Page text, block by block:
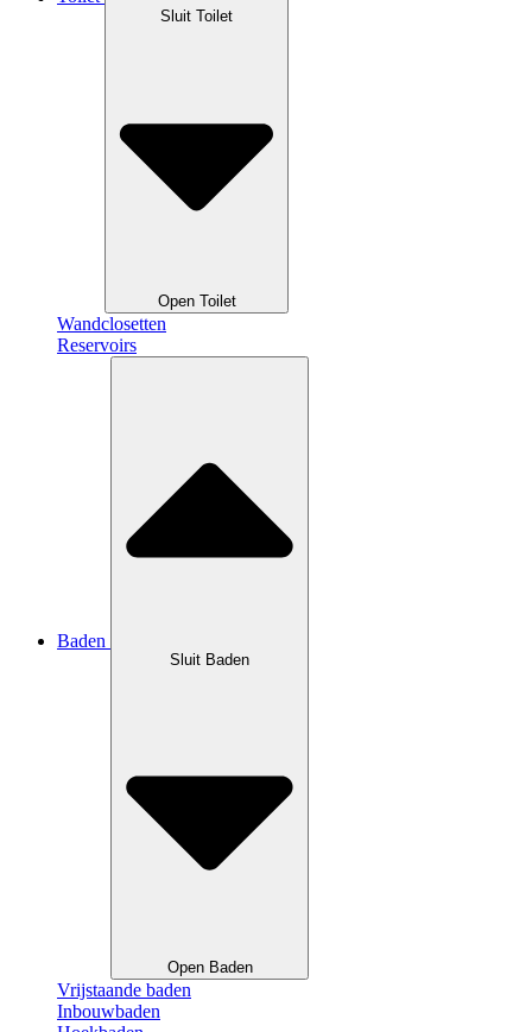
Sluit Toilet
Open Toilet
Wandclosetten
Reservoirs
Baden
Sluit Baden
Open Baden
Vrijstaande baden
Inbouwbaden